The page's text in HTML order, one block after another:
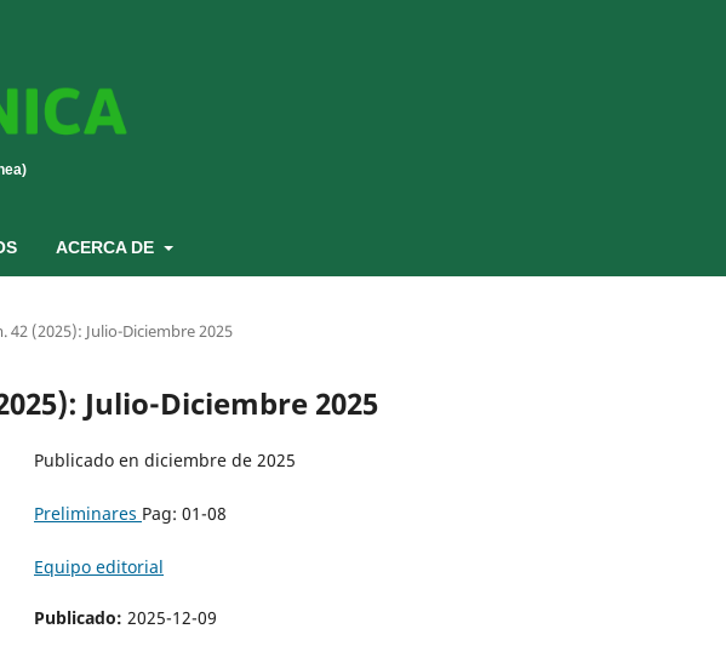
ACERCA DE
42 (2025): Julio-Diciembre 2025
Julio-Diciembre 2025
Publicado en diciembre de 2025
Preliminares Pag: 01-08
Equipo editorial
Publicado: 2025-12-09